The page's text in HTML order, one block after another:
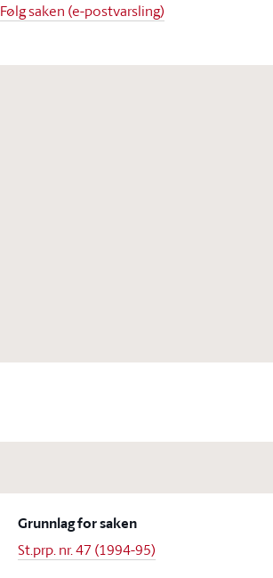
Følg saken (e-postvarsling)
Grunnlag for saken
St.prp. nr. 47 (1994-95)